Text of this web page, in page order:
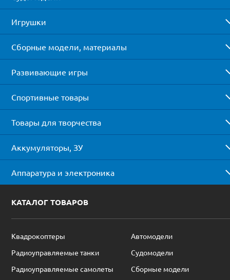
Игрушки
Сборные модели, материалы
Развивающие игры
Спортивные товары
Товары для творчества
Аккумуляторы, ЗУ
Аппаратура и электроника
КАТАЛОГ ТОВАРОВ
Квадрокоптеры
Автомодели
Радиоуправляемые танки
Судомодели
Радиоуправляемые самолеты
Сборные модели